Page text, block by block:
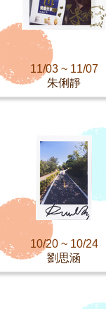
11/03 ~ 11/07
朱俐靜
10/20 ~ 10/24
劉思涵